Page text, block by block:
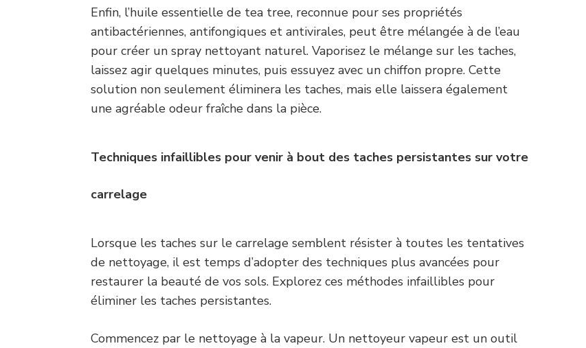
Enfin, l’huile essentielle de tea tree, reconnue pour ses propriétés
antibactériennes, antifongiques et antivirales, peut être mélangée à de l’eau
pour créer un spray nettoyant naturel. Vaporisez le mélange sur les taches,
laissez agir quelques minutes, puis essuyez avec un chiffon propre. Cette
solution non seulement éliminera les taches, mais elle laissera également
une agréable odeur fraîche dans la pièce.
Techniques infaillibles pour venir à bout des taches persistantes sur votre
carrelage
Lorsque les taches sur le carrelage semblent résister à toutes les tentatives
de nettoyage, il est temps d’adopter des techniques plus avancées pour
restaurer la beauté de vos sols. Explorez ces méthodes infaillibles pour
éliminer les taches persistantes.
Commencez par le nettoyage à la vapeur. Un nettoyeur vapeur est un outil